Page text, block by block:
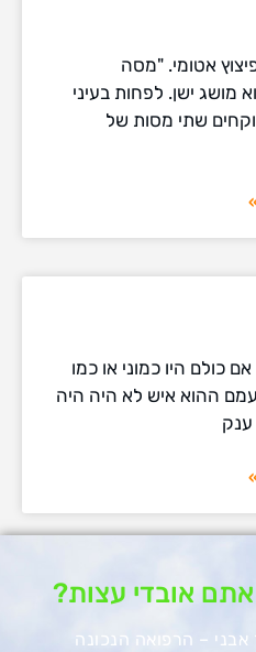
אטומי. "מסה
מושג ישן. לפחות בעיני
שתי מסות של
כולם היו כמוני או כמו
ההוא איש לא היה היה
ענק
אובדי עצות?
– הרפואה הנכונה